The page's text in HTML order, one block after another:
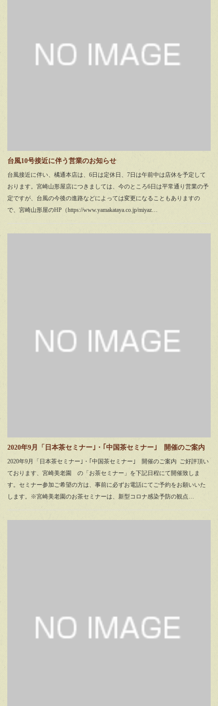
台風10号接近に伴う営業のお知らせ
台風接近に伴い、橘通本店は、6日は定休日、7日は午前中は店休を予定して
おります。宮崎山形屋店につきましては、今のところ6日は平常通り営業の予
定ですが、台風の今後の進路などによっては変更になることもありますの
で、宮崎山形屋のHP（https://www.yamakataya.co.jp/miyaz…
2020年9月「日本茶セミナー｣・｢中国茶セミナー｣ 開催のご案内
2020年9月「日本茶セミナー｣・｢中国茶セミナー｣ 開催のご案内 ご好評頂い
ております、宮崎美老園 の「お茶セミナー」を下記日程にて開催致しま
す。セミナー参加ご希望の方は、事前に必ずお電話にてご予約をお願いいた
します。※宮崎美老園のお茶セミナーは、新型コロナ感染予防の観点…